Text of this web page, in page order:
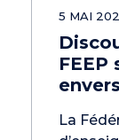
5 MAI
FEEP
La